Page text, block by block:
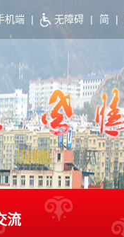
机端 | 无障碍 | 简 |
流